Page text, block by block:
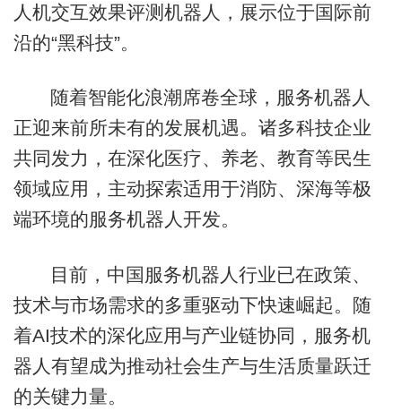
人机交互效果评测机器人，展示位于国际前
沿的“黑科技”。
随着智能化浪潮席卷全球，服务机器人
正迎来前所未有的发展机遇。诸多科技企业
共同发力，在深化医疗、养老、教育等民生
领域应用，主动探索适用于消防、深海等极
端环境的服务机器人开发。
目前，中国服务机器人行业已在政策、
技术与市场需求的多重驱动下快速崛起。随
着AI技术的深化应用与产业链协同，服务机
器人有望成为推动社会生产与生活质量跃迁
的关键力量。